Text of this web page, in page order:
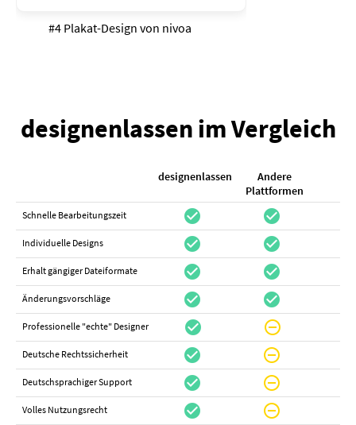
#4 Plakat-Design von nivoa
designenlassen im Vergleich
designenlassen
Andere
Plattformen
Schnelle Bearbeitungszeit check_circle check_circle
Individuelle Designs check_circle check_circle
Erhalt gängiger Dateiformate check_circle check_circle
Änderungsvorschläge check_circle check_circle
Professionelle "echte" Designer check_circle do_not_disturb_on
Deutsche Rechtssicherheit check_circle do_not_disturb_on
Deutschsprachiger Support check_circle do_not_disturb_on
Volles Nutzungsrecht check_circle do_not_disturb_on